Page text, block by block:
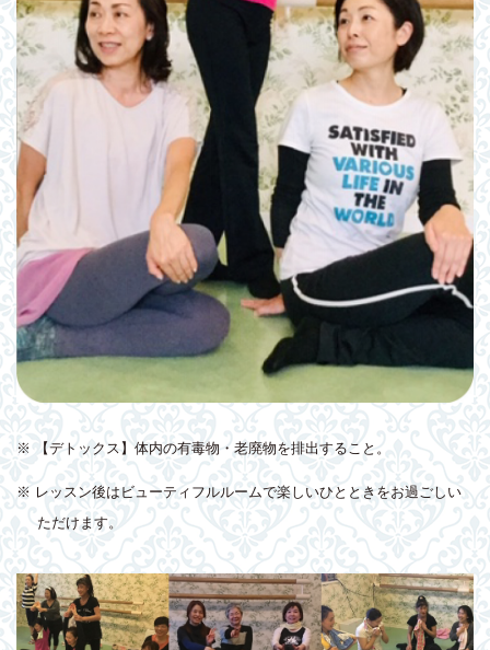
※ 【デトックス】体内の有毒物・老廃物を排出すること。
※ レッスン後はビューティフルルームで楽しいひとときをお過ごしい
ただけます。